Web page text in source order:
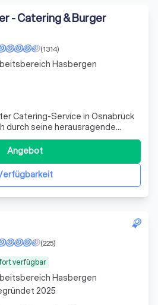
- Catering & Burger
(1314)
Catering-Service in Osnabrück
durch seine herausragende
Service auszeichnet.
sich über ein breites Spektrum,
Garten bis hin zu großen
in gemie
Angebot
Hasbergen
verfügbar
(225)
Hasbergen
2025